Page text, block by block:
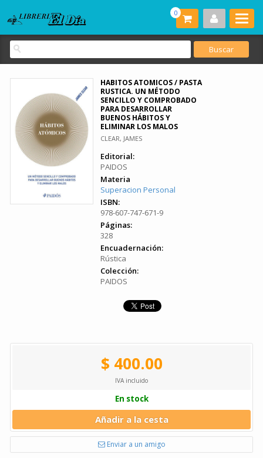
0
HABITOS ATOMICOS / PASTA
RUSTICA. UN MÉTODO
SENCILLO Y COMPROBADO
PARA DESARROLLAR
BUENOS HÁBITOS Y
ELIMINAR LOS MALOS
CLEAR, JAMES
Editorial:
PAIDOS
Materia
Superacion Personal
ISBN:
978-607-747-671-9
Páginas:
328
Encuadernación:
Rústica
Colección:
PAIDOS
$ 400.00
IVA incluido
En stock
Añadir a la cesta
Enviar a un amigo